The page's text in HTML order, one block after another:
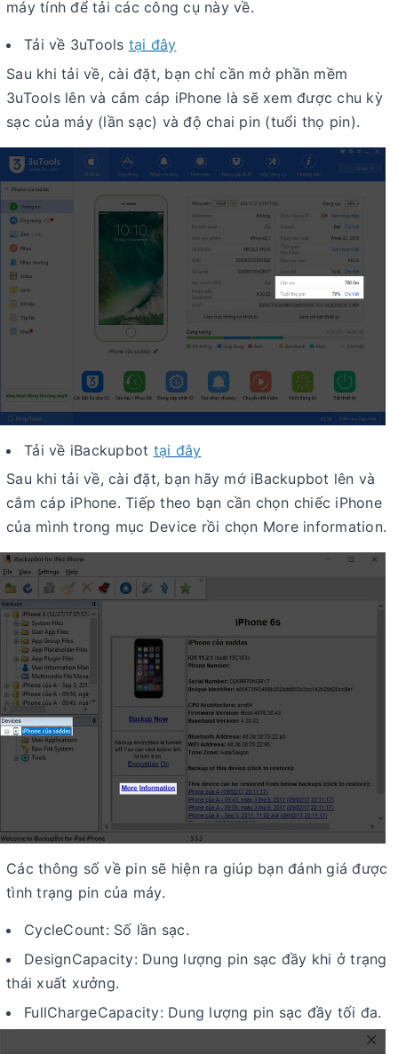
máy tính để tải các công cụ này về.
Tải về 3uTools tại đây
Sau khi tải về, cài đặt, bạn chỉ cần mở phần mềm
3uTools lên và cắm cáp iPhone là sẽ xem được chu kỳ
sạc của máy (lần sạc) và độ chai pin (tuổi thọ pin).
Tải về iBackupbot tại đây
Sau khi tải về, cài đặt, bạn hãy mớ iBackupbot lên và
cắm cáp iPhone. Tiếp theo bạn cần chọn chiếc iPhone
của mình trong mục Device rồi chọn More information.
Các thông số về pin sẽ hiện ra giúp bạn đánh giá được
tình trạng pin của máy.
CycleCount: Số lần sạc.
DesignCapacity: Dung lượng pin sạc đầy khi ở trạng
thái xuất xưởng.
FullChargeCapacity: Dung lượng pin sạc đầy tối đa.